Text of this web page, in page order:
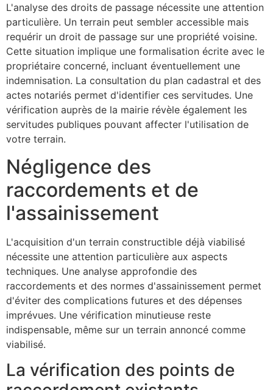
L'analyse des droits de passage nécessite une attention
particulière. Un terrain peut sembler accessible mais
requérir un droit de passage sur une propriété voisine.
Cette situation implique une formalisation écrite avec le
propriétaire concerné, incluant éventuellement une
indemnisation. La consultation du plan cadastral et des
actes notariés permet d'identifier ces servitudes. Une
vérification auprès de la mairie révèle également les
servitudes publiques pouvant affecter l'utilisation de
votre terrain.
Négligence des
raccordements et de
l'assainissement
L'acquisition d'un terrain constructible déjà viabilisé
nécessite une attention particulière aux aspects
techniques. Une analyse approfondie des
raccordements et des normes d'assainissement permet
d'éviter des complications futures et des dépenses
imprévues. Une vérification minutieuse reste
indispensable, même sur un terrain annoncé comme
viabilisé.
La vérification des points de